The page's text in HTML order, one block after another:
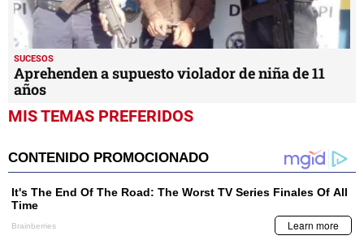
SUCESOS
Aprehenden a supuesto violador de niña de 11
años
MIS TEMAS PREFERIDOS